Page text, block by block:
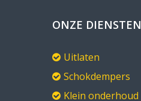
ONZE DIENSTEN
Uitlaten
Schokdempers
Klein onderhoud